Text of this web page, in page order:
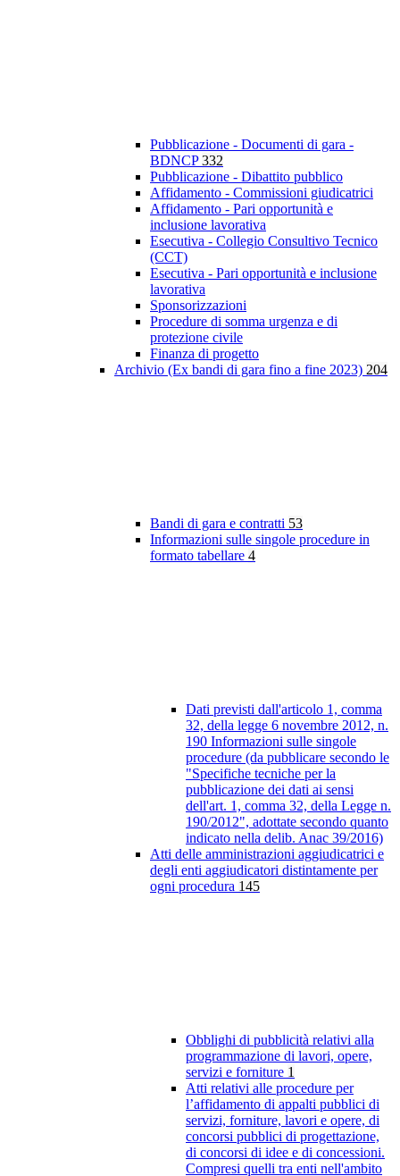
Pubblicazione - Documenti di gara -
BDNCP332
Pubblicazione - Dibattito pubblico
Affidamento - Commissioni giudicatrici
Affidamento - Pari opportunità e
inclusione lavorativa
Esecutiva - Collegio Consultivo Tecnico
(CCT)
Esecutiva - Pari opportunità e inclusione
lavorativa
Sponsorizzazioni
Procedure di somma urgenza e di
protezione civile
Finanza di progetto
Archivio (Ex bandi di gara fino a fine 2023) 204
Bandi di gara e contratti 53
Informazioni sulle singole procedure in
formato tabellare 4
Dati previsti dall'articolo 1, comma
32, della legge 6 novembre 2012, n.
190 Informazioni sulle singole
procedure (da pubblicare secondo le
"Specifiche tecniche per la
pubblicazione dei dati ai sensi
dell'art. 1, comma 32, della Legge n.
190/2012", adottate secondo quanto
indicato nella delib. Anac 39/2016)
Atti delle amministrazioni aggiudicatrici e
degli enti aggiudicatori distintamente per
ogni procedura 145
Obblighi di pubblicità relativi alla
programmazione di lavori, opere,
servizi e forniture 1
Atti relativi alle procedure per
l’affidamento di appalti pubblici di
servizi, forniture, lavori e opere, di
concorsi pubblici di progettazione,
di concorsi di idee e di concessioni.
Compresi quelli tra enti nell'ambito